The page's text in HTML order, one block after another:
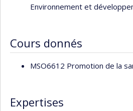
également au palmarès des 21
Elle a contribué à la poursuite et à
scientifique de plusieurs études
(ELDEQ), et européenne
expérimentales, des questions
Environnement et
Cours donnés
MSO6612 Promotion de la
Expertises